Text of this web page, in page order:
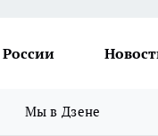
Мы в Дзене